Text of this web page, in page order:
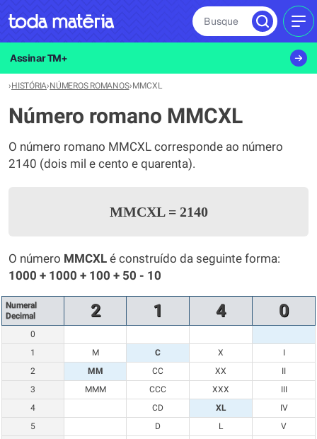
Busque
Assinar TM+
›HISTÓRIA›NÚMEROS ROMANOS›MMCXL
Número romano MMCXL
O número romano MMCXL corresponde ao número
2140 (dois mil e cento e quarenta).
MMCXL =2140
O número MMCXL é construído da seguinte forma:
1000 + 1000 + 100 + 50 - 10
Numeral
Decimal
2 1 4 0
0
1
M C X
I
2
MM CC XX
II
3
MMM CCC XXX
III
4
CD XL
IV
5
D L
V